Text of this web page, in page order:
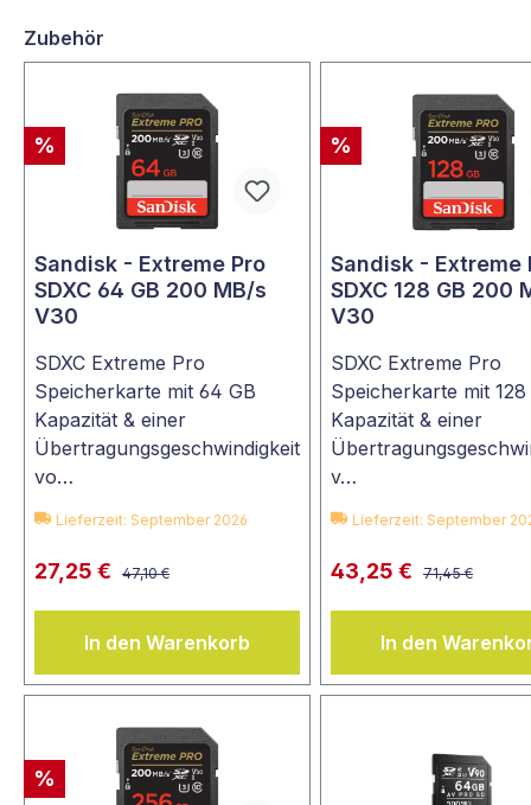
Zubehör
%
Sandisk - Extreme Pro
SDXC 64 GB 200 MB/s
V30
SDXC Extreme Pro
Speicherkarte mit 64 GB
Kapazität & einer
Übertragungsgeschwindigkeit
vo…
Lieferzeit: September 2026
27,25 € 47,10 €
In den Warenkorb
%
Sandisk - Extreme
SDXC 128 GB 200
V30
SDXC Extreme Pro
Speicherkarte mit 128
Kapazität & einer
v…
Lieferzeit: September
43,25 € 71,45 €
In den
%